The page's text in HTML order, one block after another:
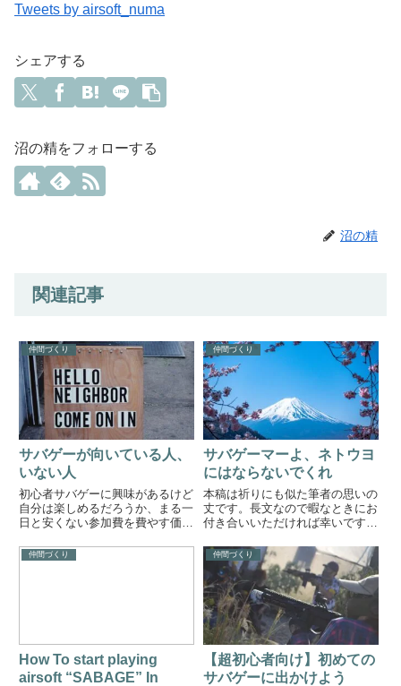
Tweets by airsoft_numa
シェアする
沼の精をフォローする
沼の精
関連記事
仲間づくり
サバゲーが向いている人、
いない人
初心者サバゲーに興味があるけど
自分は楽しめるだろうか、まる一
日と安くない参加費を費やす価値
らず、新しい趣味を前にした人は
仲間づくり
サバゲーマーよ、ネトウヨ
にはならないでくれ
本稿は祈りにも似た筆者の思いの
丈です。長文なので暇なときにお
付き合いいただければ幸いです。
ィの背景を持つ人とサバゲーで出
会ったり、彼らをサバゲーに連れ
て行ったりしました。その度にサ
バゲーという自由で楽しい遊び
が...
仲間づくり
How To start playing
airsoft “SABAGE” In
仲間づくり
【超初心者向け】初めての
サバゲーに出かけよう